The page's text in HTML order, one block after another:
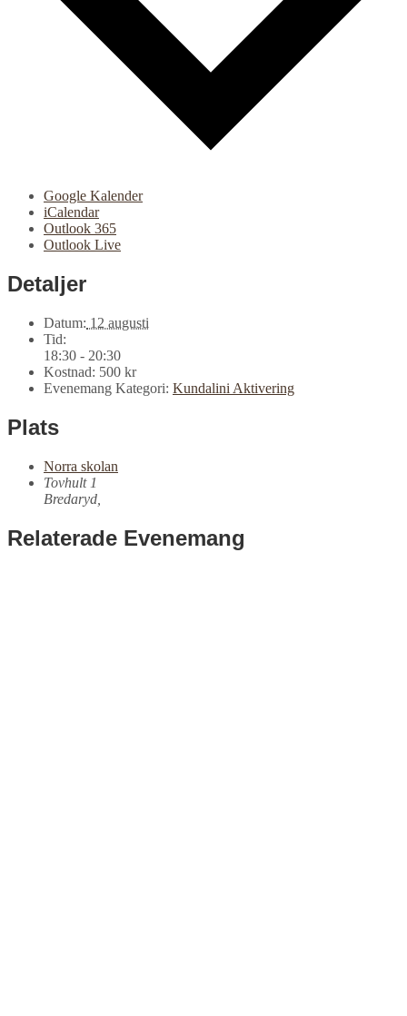
Google Kalender
iCalendar
Outlook 365
Outlook Live
Detaljer
Datum: 12 augusti
Tid:
18:30 - 20:30
Kostnad: 500 kr
Evenemang Kategori: Kundalini Aktivering
Plats
Norra skolan
Tovhult 1
Bredaryd
Relaterade Evenemang